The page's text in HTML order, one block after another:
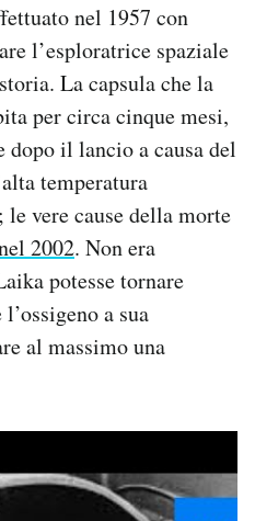
nel 1957 con
l’esploratrice spaziale
La capsula che la
per circa cinque mesi,
il lancio a causa del
temperatura
vere cause della morte
2002. Non era
potesse tornare
a sua
al massimo una